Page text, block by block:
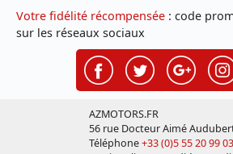
Votre fidélité récompensée : code
sur les réseaux sociaux
AZMOTORS.FR
56 rue Docteur Aimé
Téléphone+33 (0)5 55 20 99 03